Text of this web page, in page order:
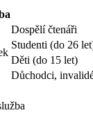
Dospělí čtenáři
Studenti (do 26
Děti (do 15 let)
Důchodci,